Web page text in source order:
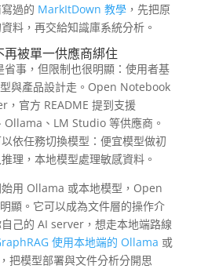
過的 MarkItDown 教學，先把原
料，再交給知識庫系統分析。
被單一供應商綁住
事，但限制也很明顯：使用者基
與產品設計走。Open Notebook
官方 README 提到支援
、LM Studio 等供應商。
依任務切換模型：便宜模型做初
理，本地模型處理敏感資料。
用 Ollama 或本地模型，Open
顯。它可以成為文件層的操作介
己的 AI server，想走本地端路線
使用本地端的 Ollama 或
把模型部署與文件分析分開思